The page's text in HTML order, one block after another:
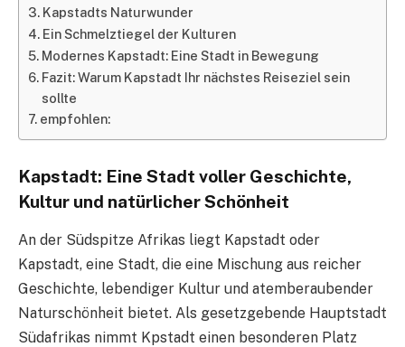
Kapstadts Naturwunder
Ein Schmelztiegel der Kulturen
Modernes Kapstadt: Eine Stadt in Bewegung
Fazit: Warum Kapstadt Ihr nächstes Reiseziel sein
sollte
empfohlen:
Kapstadt: Eine Stadt voller Geschichte,
Kultur und natürlicher Schönheit
An der Südspitze Afrikas liegt Kapstadt oder
Kapstadt, eine Stadt, die eine Mischung aus reicher
Geschichte, lebendiger Kultur und atemberaubender
Naturschönheit bietet. Als gesetzgebende Hauptstadt
Südafrikas nimmt Kpstadt einen besonderen Platz